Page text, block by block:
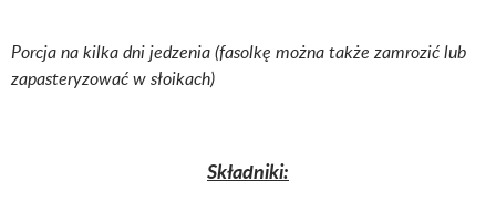
Porcja na kilka dni jedzenia (fasolkę można także zamrozić lub
zapasteryzować w słoikach)
Składniki: